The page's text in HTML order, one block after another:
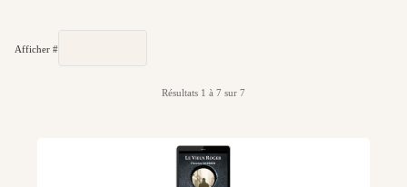
Afficher #
Résultats 1 à 7 sur 7